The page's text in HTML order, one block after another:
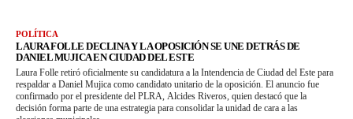
POLÍTICA
LAURA FOLLE DECLINA Y LA OPOSICIÓN SE UNE DETRÁS DE
DANIEL MUJICA EN CIUDAD DEL ESTE
Laura Folle retiró oficialmente su candidatura a la Intendencia de Ciudad del Este para
respaldar a Daniel Mujica como candidato unitario de la oposición. El anuncio fue
confirmado por el presidente del PLRA, Alcides Riveros, quien destacó que la
decisión forma parte de una estrategia para consolidar la unidad de cara a las